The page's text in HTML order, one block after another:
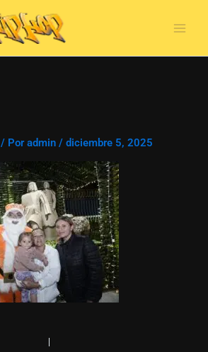
/ Poradmin/diciembre 5, 2025